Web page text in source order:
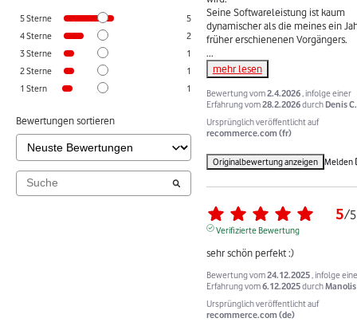
5Sterne
5
4Sterne
2
3Sterne
1
2Sterne
1
1 Stern 1
Bewertungen sortieren
Seine Softwareleistung ist kaum
dynamischer als die meines ein
...
mehr lesen
Bewertung vom2.4.2026 , infolge einer
Erfahrung vom28.2.2026durch Denis C.
Ursprünglich veröffentlicht auf
recommerce.com (fr)
Originalbewertung anzeigen Melden
5/5
Verifizierte Bewertung
sehr schön perfekt :)
Bewertung vom24.12.2025 , infolge
Erfahrung vom6.12.2025durchManolis
Ursprünglich veröffentlicht auf
recommerce.com (de)